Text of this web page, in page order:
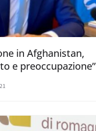
in Afghanistan,
e preoccupazione”